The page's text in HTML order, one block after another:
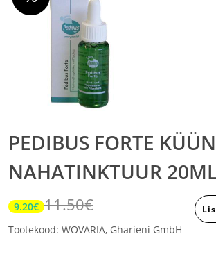
PEDIBUS FORTE
NAHATINKTUUR
9.20€ 11.50€
Tootekood: WOVARIA, Gharieni GmbH